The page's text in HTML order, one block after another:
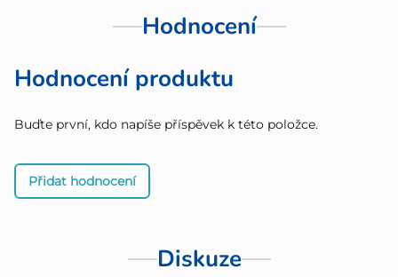
Hodnocení
Hodnocení produktu
Buďte první, kdo napíše příspěvek k této položce.
Přidat hodnocení
Diskuze